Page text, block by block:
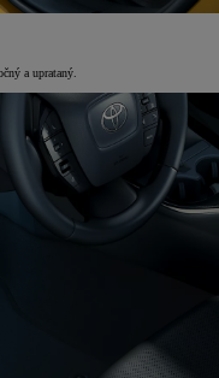
a uprataný.